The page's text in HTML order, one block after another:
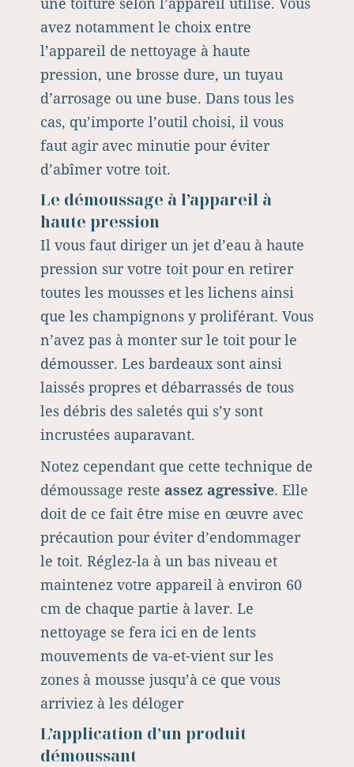
avez notamment le choix entre
l’appareil de nettoyage à haute
pression, une brosse dure, un tuyau
d’arrosage ou une buse. Dans tous les
cas, qu’importe l’outil choisi, il vous
faut agir avec minutie pour éviter
d’abîmer votre toit.
Le démoussage à l’appareil à
haute pression
Il vous faut diriger un jet d’eau à haute
pression sur votre toit pour en retirer
toutes les mousses et les lichens ainsi
que les champignons y proliférant. Vous
n’avez pas à monter sur le toit pour le
démousser. Les bardeaux sont ainsi
laissés propres et débarrassés de tous
les débris des saletés qui s’y sont
incrustées auparavant.
Notez cependant que cette technique de
démoussage reste assez agressive. Elle
doit de ce fait être mise en œuvre avec
précaution pour éviter d’endommager
le toit. Réglez-la à un bas niveau et
maintenez votre appareil à environ 60
cm de chaque partie à laver. Le
nettoyage se fera ici en de lents
mouvements de va-et-vient sur les
zones à mousse jusqu’à ce que vous
arriviez à les déloger
L’application d’un produit
démoussant